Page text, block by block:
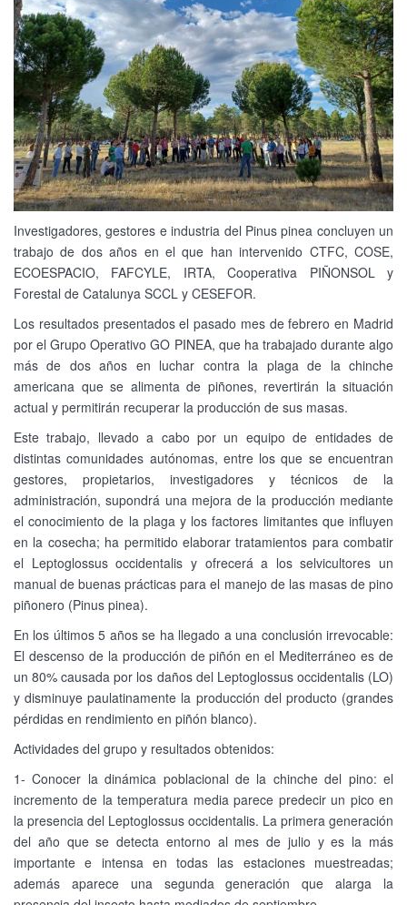
Investigadores, gestores e industria del Pinus pinea concluyen un
trabajo de dos años en el que han intervenido CTFC, COSE,
ECOESPACIO, FAFCYLE, IRTA, Cooperativa PIÑONSOL y
Forestal de Catalunya SCCL y CESEFOR.
Los resultados presentados el pasado mes de febrero en Madrid
por el Grupo Operativo GO PINEA, que ha trabajado durante algo
más de dos años en luchar contra la plaga de la chinche
americana que se alimenta de piñones, revertirán la situación
actual y permitirán recuperar la producción de sus masas.
Este trabajo, llevado a cabo por un equipo de entidades de
distintas comunidades autónomas, entre los que se encuentran
gestores, propietarios, investigadores y técnicos de la
administración, supondrá una mejora de la producción mediante
el conocimiento de la plaga y los factores limitantes que influyen
en la cosecha; ha permitido elaborar tratamientos para combatir
el Leptoglossus occidentalis y ofrecerá a los selvicultores un
manual de buenas prácticas para el manejo de las masas de pino
piñonero (Pinus pinea).
En los últimos 5 años se ha llegado a una conclusión irrevocable:
El descenso de la producción de piñón en el Mediterráneo es de
un 80% causada por los daños del Leptoglossus occidentalis (LO)
y disminuye paulatinamente la producción del producto (grandes
pérdidas en rendimiento en piñón blanco).
Actividades del grupo y resultados obtenidos:
1- Conocer la dinámica poblacional de la chinche del pino: el
incremento de la temperatura media parece predecir un pico en
la presencia del Leptoglossus occidentalis. La primera generación
del año que se detecta entorno al mes de julio y es la más
importante e intensa en todas las estaciones muestreadas;
además aparece una segunda generación que alarga la